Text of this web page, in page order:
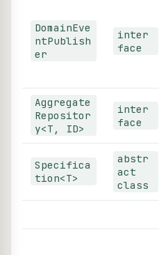
DomainEve
ntPublish
er
inter
face
Aggregate
Repositor
y<T, ID>
inter
face
Specifica
tion<T>
abstr
act
class